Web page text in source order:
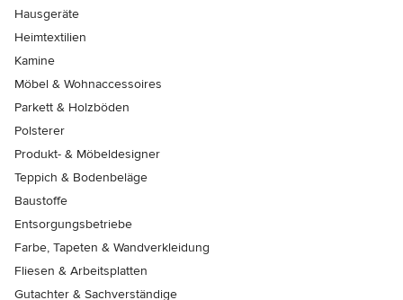
Hausgeräte
Heimtextilien
Kamine
Möbel & Wohnaccessoires
Parkett & Holzböden
Polsterer
Produkt- & Möbeldesigner
Teppich & Bodenbeläge
Baustoffe
Entsorgungsbetriebe
Farbe, Tapeten & Wandverkleidung
Fliesen & Arbeitsplatten
Gutachter & Sachverständige